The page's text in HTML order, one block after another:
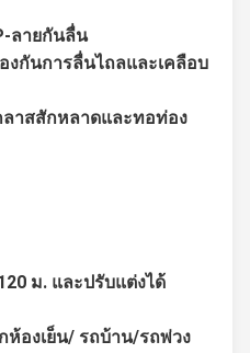
ลายกันลื่น
งกันการลื่นไถลและเคลือบ
ลาสสักหลาดและทอท่อง
ม. และปรับแต่งได้
ห้องเย็น/ รถบ้าน/รถพ่วง